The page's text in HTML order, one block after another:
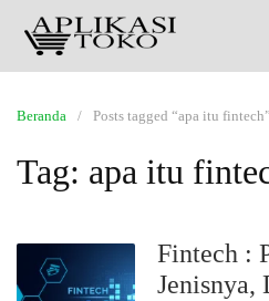
Beranda Posts tagged “apa itu fintech”
Tag: apa itu
Fintech :
Jenisnya,